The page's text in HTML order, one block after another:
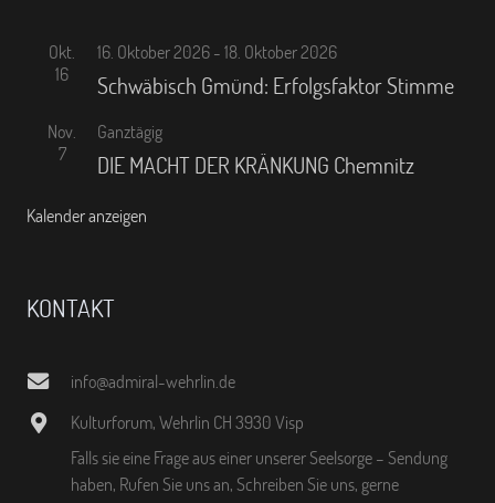
Okt.
16
16. Oktober 2026 - 18. Oktober 2026
Schwäbisch Gmünd: Erfolgsfaktor Stimme
Nov.
7
Ganztägig
DIE MACHT DER KRÄNKUNG Chemnitz
Kalender anzeigen
KONTAKT
info@admiral-wehrlin.de
Kulturforum, Wehrlin CH 3930 Visp
Falls sie eine Frage aus einer unserer Seelsorge – Sendung
haben, Rufen Sie uns an, Schreiben Sie uns, gerne